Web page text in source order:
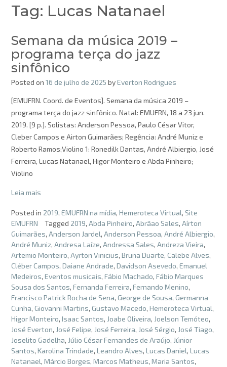
Tag: Lucas Natanael
Semana da música 2019 –
programa terça do jazz
sinfônico
Posted on 16 de julho de 2025 byEverton Rodrigues
[EMUFRN. Coord. de Eventos]. Semana da música 2019 –
programa terça do jazz sinfônico. Natal: EMUFRN, 18 a 23 jun.
2019. [9 p.]. Solistas: Anderson Pessoa, Paulo César Vitor,
Cleber Campos e Airton Guimarães; Regência: André Muniz e
Roberto Ramos;Violino 1: Ronedilk Dantas, André Albiergio, José
Ferreira, Lucas Natanael, Higor Monteiro e Abda Pinheiro;
Violino
Leia mais
Posted in 2019, EMUFRN na mídia, Hemeroteca Virtual, Site
EMUFRN
Tagged 2019, Abda Pinheiro, Abrãao Sales, Aírton
Guimarães, Anderson Jardel, Anderson Pessoa, André Albiergio,
André Muniz, Andresa Laíze, Andressa Sales, Andreza Vieira,
Artemio Monteiro, Ayrton Vinicius, Bruna Duarte, Calebe Alves,
Cléber Campos, Daiane Andrade, Davidson Asevedo, Emanuel
Medeiros, Eventos musicais, Fábio Machado, Fábio Marques
Sousa dos Santos, Fernanda Ferreira, Fernando Menino,
Francisco Patrick Rocha de Sena, George de Sousa, Germanna
Cunha, Giovanni Martins, Gustavo Macedo, Hemeroteca Virtual,
Higor Monteiro, Isaac Santos, Joabe Oliveira, Joelson Temóteo,
José Everton, José Felipe, José Ferreira, José Sérgio, José Tiago,
Joselito Gadelha, Júlio César Fernandes de Araújo, Júnior
Santos, Karolina Trindade, Leandro Alves, Lucas Daniel, Lucas
Natanael, Márcio Borges, Marcos Matheus, Maria Santos,